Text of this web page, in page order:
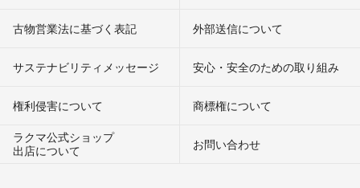
古物営業法に基づく表記 外部送信について
サステナビリティメッセージ 安心・安全のための取り組み
権利侵害について
商標権について
ラクマ公式ショップ
出店について
お問い合わせ